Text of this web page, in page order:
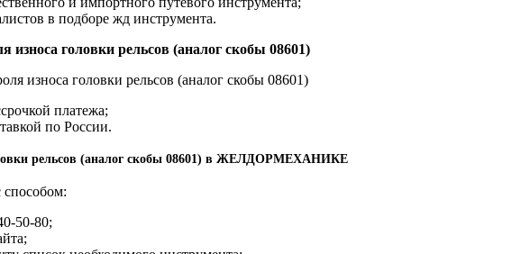
в подборе жд инструмента.
износа головки рельсов (аналог скобы 08601)
износа головки рельсов (аналог скобы 08601)
платежа;
по России.
рельсов (аналог скобы 08601) в ЖЕЛДОРМЕХАНИКЕ
50-80;